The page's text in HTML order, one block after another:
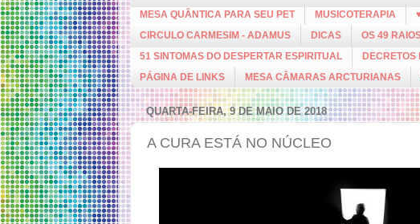
MESA QUÂNTICA PARA SEU PET
MUSICOTERAPIA
CIRCULO CARMESIM - ADAMUS
DICAS OS 49
51 SINTOMAS DO DESPERTAR ESPIRITUAL
DECRETOS
PÁGINA DE LINKS
MESA CÂMARAS ARCTURIANAS
QUARTA-FEIRA, 9 DE MAIO DE 2018
A CURA ESTÁ NO NÚCLEO